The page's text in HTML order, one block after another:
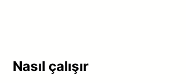
Nasıl çalışır